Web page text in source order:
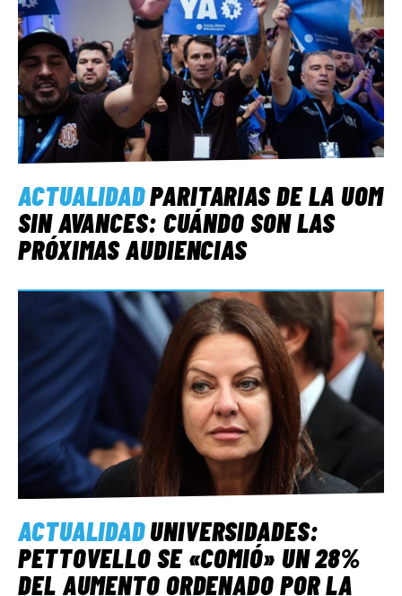
ACTUALIDADPARITARIAS DE LA UOM
SIN AVANCES: CUÁNDO SON LAS
PRÓXIMAS AUDIENCIAS
ACTUALIDADUNIVERSIDADES:
PETTOVELLO SE «COMIÓ» UN 28%
DEL AUMENTO ORDENADO POR LA